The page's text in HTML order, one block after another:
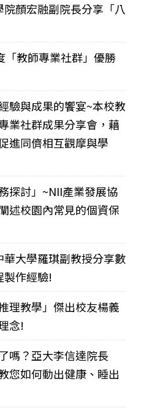
顏宏融副院長分享「八
「教師專業社群」優勝
驗與成果的饗宴~本校教
業社群成果分享會，藉
進同儕相互觀摩與學
探討」~NII產業發展協
述校園內常見的個資保
華大學羅琪副教授分享數
製作經驗!
理教學」傑出校友楊義
念!
嗎？亞大李信達院長
您如何動出健康、睡出